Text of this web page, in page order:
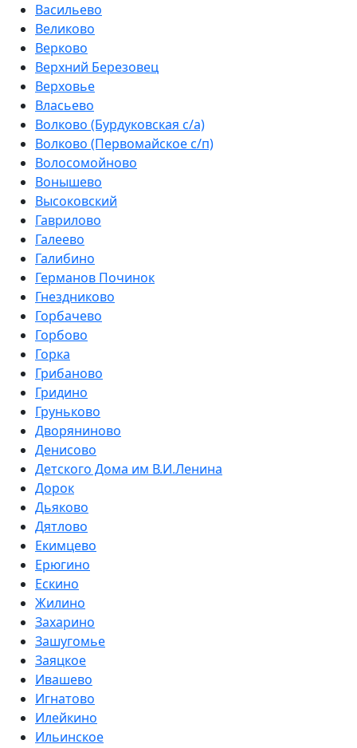
Васильево
Великово
Верково
Верхний Березовец
Верховье
Власьево
Волково (Бурдуковская с/а)
Волково (Первомайское с/п)
Волосомойново
Вонышево
Высоковский
Гаврилово
Галеево
Галибино
Германов Починок
Гнездниково
Горбачево
Горбово
Горка
Грибаново
Гридино
Груньково
Дворяниново
Денисово
Детского Дома им В.И.Ленина
Дорок
Дьяково
Дятлово
Екимцево
Ерюгино
Ескино
Жилино
Захарино
Зашугомье
Заяцкое
Ивашево
Игнатово
Илейкино
Ильинское